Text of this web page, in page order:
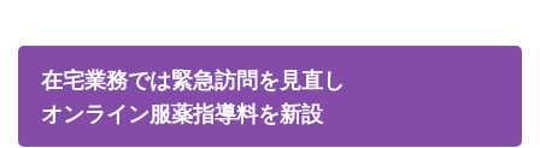
在宅業務では緊急訪問を見直し
オンライン服薬指導料を新設